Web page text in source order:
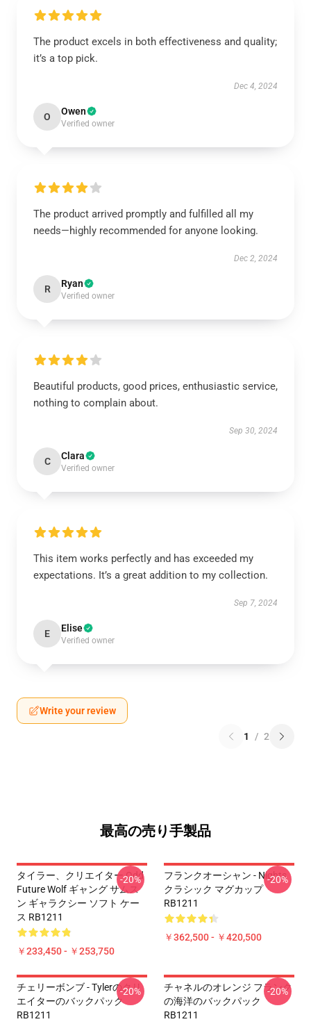
The product excels in both effectiveness and quality;
it’s a top pick.
Dec 4, 2024
O Owen
Verified owner
The product arrived promptly and fulfilled all my
needs—highly recommended for anyone looking.
Dec 2, 2024
R Ryan
Verified owner
Beautiful products, good prices, enthusiastic service,
nothing to complain about.
Sep 30, 2024
C Clara
Verified owner
This item works perfectly and has exceeded my
expectations. It’s a great addition to my collection.
Sep 7, 2024
E Elise
Verified owner
Write your review
1 / 2
最高の売り手製品
タイラー、クリエイター Odd
Future Wolf ギャング サムス
ン ギャラクシー ソフト ケー
ス RB1211
￥233,450 - ￥253,750
-20%
フランクオーシャン - Nights
クラシック マグカップ
RB1211
￥362,500 - ￥420,500
-20%
チェリーボンブ - Tylerのクリ
エイターのバックパック
RB1211
-20%
チャネルのオレンジ フランク
の海洋のバックパック
RB1211
-20%